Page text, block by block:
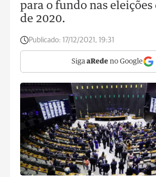
para o fundo nas eleições
de 2020.
Publicado: 17/12/2021, 19:31
Siga aRede no Google